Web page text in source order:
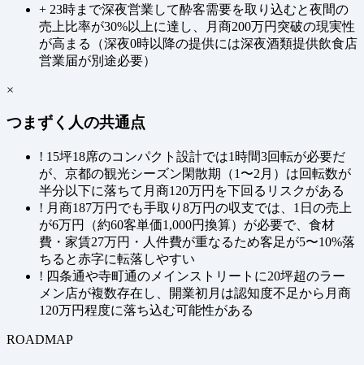
+ 23時まで深夜営業して酔客需要を取り込むと夜間の
売上比率が30%以上に達し、月商200万円突破の現実性
が高まる（深夜0時以降の提供には深夜酒類提供飲食店
営業届が別途必要）
×
つまずく人の共通点
! 15坪18席のコンパクト設計では1時間3回転が必要だ
が、京都の観光シーズン閑散期（1〜2月）は回転数が
半分以下に落ちて月商120万円を下回るリスクがある
! 月商187万円でも手取り8万円の収支では、1日の売上
が6万円（約60客単価1,000円換算）が必要で、食材
費・家賃27万円・人件費が重なるため客足が5〜10%落
ちると赤字に転落しやすい
! 四条通や寺町通のメインストリートに20坪超のラー
メン店が複数存在し、開業初月は認知度不足から月商
120万円程度に落ち込む可能性がある
ROADMAP